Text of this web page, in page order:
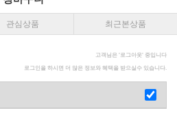
관심상품 최근본상품
고객님은 '로그아웃' 중입니다
로그인을 하시면 더 많은 정보와 혜택을 받으실수 있습니다.